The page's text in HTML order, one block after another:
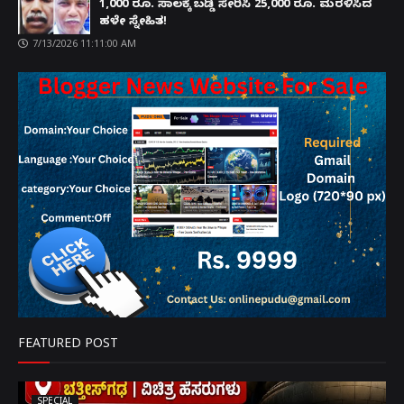
1,000 ರೂ. ಸಾಲಕ್ಕೆ ಬಡ್ಡಿ ಸೇರಿಸಿ 25,000 ರೂ. ಮರಳಿಸಿದ
ಹಳೇ ಸ್ನೇಹಿತ!
7/13/2026 11:11:00 AM
FEATURED POST